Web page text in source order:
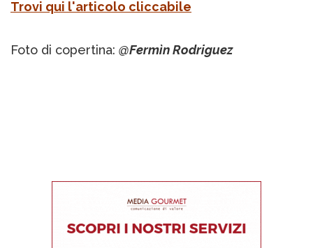
Trovi qui l'articolo cliccabile
Foto di copertina: @Fermìn Rodriguez